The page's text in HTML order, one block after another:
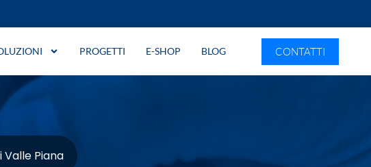
PROGETTI E-SHOP BLOG CONTATTI
Piana